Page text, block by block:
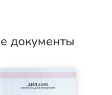
документы